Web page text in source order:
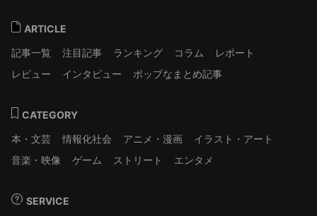
ARTICLE
記事一覧
注目記事 ランキング コラム
レポート
レビュー
インタビュー ポップなまとめ記事
CATEGORY
本・文芸
情報化社会 アニメ・漫画
イラスト・アート
音楽・映像
ゲーム ストリート エンタメ
SERVICE